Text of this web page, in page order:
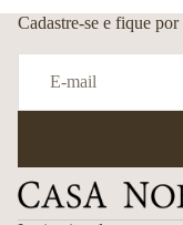
Cadastre-se e fique